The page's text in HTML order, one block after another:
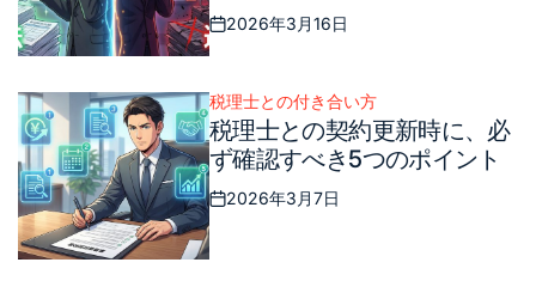
Posted
on
2026年3月16日
Posted
in
税理士との付き合い方
税理士との契約更新時に、必
ず確認すべき5つのポイント
Posted
on
2026年3月7日